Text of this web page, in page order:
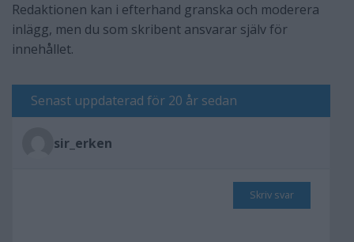
Redaktionen kan i efterhand granska och moderera
inlägg, men du som skribent ansvarar själv för
innehållet.
Senast uppdaterad för 20 år sedan
sir_erken
Skriv svar